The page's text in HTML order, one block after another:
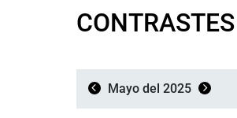
CONTRASTES
Mayo del 2025